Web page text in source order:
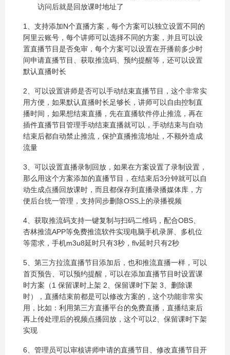
访问后就是回放课时地址了
1、支持添加N个直播方案，每个方案可以独立设置不同的
阿里云账号，每个讲师可以选择不同的方案，并且可以设
置直播节目是否免审，每个方案可以设置在开播前多少时
间申请直播节目、获取推流码、预约提醒等，还可以设置
默认直播时长
2、可以设置讲师是否可以手动结束直播节目，这个非常实
用方便，如果默认直播时长足够长，讲师可以自由控制直
播时间，如果想结束直播，先在直播软件停止推流，再在
插件直播节目管理手动结束直播就可以，手动结束与自动
结束后都自动禁止推流，保护直播推流地址，不额外造成
流量
3、可以设置直播录制回放，如果在方案设置了录制设置，
那么用这个方案添加的直播节目，在结束后3分钟就可以自
动生成点播回放课时，而且都保存到直播录播媒体库，方
便后台统一管理，支持同步删除OSS上的录播视频
4、获取推流码支持一键复制与扫码二维码，配合OBS、
杏林推流APP等免费推流软件实现电脑手机录屏、多机位
等需求，手机m3u8延时只有3秒，flv延时只有2秒
5、第三方拉流直播节目添加后，也和推流直播一样，可以
首页预告、可以预约提醒，可以在添加直播节目时设置课
时方案（1 保留课时上架 2、保留课时下架 3、删除课
时），直播结束前都是可以修改方案的，这个功能非常实
用，比如：利用第三方直播平台的免费直播，直播结束后
再上传处理后的视频点播回放，这个可以2、保留课时下架
实现
6、管理员可以审核讲师申请的直播节目、修改直播节目开